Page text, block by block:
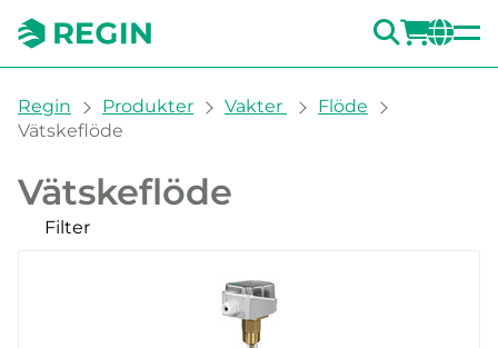
SÖK
You are here:
Regin Produkter Vakter
Flöde
Vätskeflöde
Vätskeflöde
Filter